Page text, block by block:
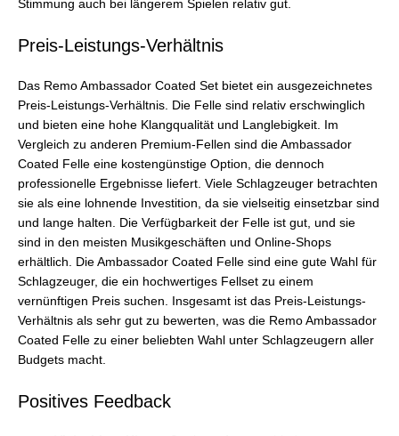
Stimmung auch bei längerem Spielen relativ gut.
Preis-Leistungs-Verhältnis
Das Remo Ambassador Coated Set bietet ein ausgezeichnetes
Preis-Leistungs-Verhältnis. Die Felle sind relativ erschwinglich
und bieten eine hohe Klangqualität und Langlebigkeit. Im
Vergleich zu anderen Premium-Fellen sind die Ambassador
Coated Felle eine kostengünstige Option, die dennoch
professionelle Ergebnisse liefert. Viele Schlagzeuger betrachten
sie als eine lohnende Investition, da sie vielseitig einsetzbar sind
und lange halten. Die Verfügbarkeit der Felle ist gut, und sie
sind in den meisten Musikgeschäften und Online-Shops
erhältlich. Die Ambassador Coated Felle sind eine gute Wahl für
Schlagzeuger, die ein hochwertiges Fellset zu einem
vernünftigen Preis suchen. Insgesamt ist das Preis-Leistungs-
Verhältnis als sehr gut zu bewerten, was die Remo Ambassador
Coated Felle zu einer beliebten Wahl unter Schlagzeugern aller
Budgets macht.
Positives Feedback